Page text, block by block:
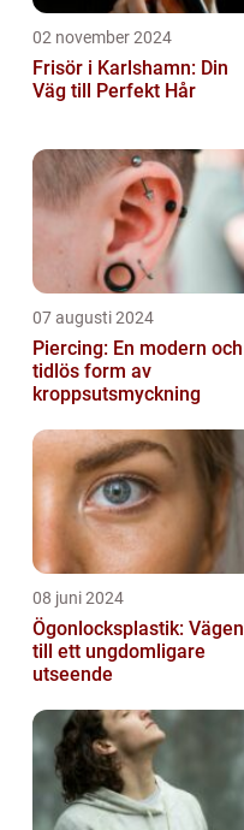
02 november 2024
Frisör i Karlshamn: Din
Väg till Perfekt Hår
07 augusti 2024
Piercing: En modern och
tidlös form av
kroppsutsmyckning
08 juni 2024
Ögonlocksplastik: Vägen
till ett ungdomligare
utseende